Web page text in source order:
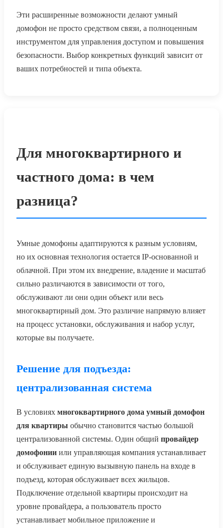
Эти расширенные возможности делают умный
домофон не просто средством связи, а полноценным
инструментом для управления доступом и повышения
безопасности. Выбор конкретных функций зависит от
ваших потребностей и типа объекта.
Для многоквартирного и
частного дома: в чем
разница?
Умные домофоны адаптируются к разным условиям,
но их основная технология остается IP-основанной и
облачной. При этом их внедрение, владение и масштаб
сильно различаются в зависимости от того,
обслуживают ли они один объект или весь
многоквартирный дом. Это различие напрямую влияет
на процесс установки, обслуживания и набор услуг,
которые вы получаете.
Решение для подъезда:
централизованная система
В условиях многоквартирного дома умный домофон
для квартиры обычно становится частью большой
централизованной системы. Один общий провайдер
домофонии или управляющая компания устанавливает
и обслуживает единую вызывную панель на входе в
подъезд, которая обслуживает всех жильцов.
Подключение отдельной квартиры происходит на
уровне провайдера, а пользователь просто
устанавливает мобильное приложение и